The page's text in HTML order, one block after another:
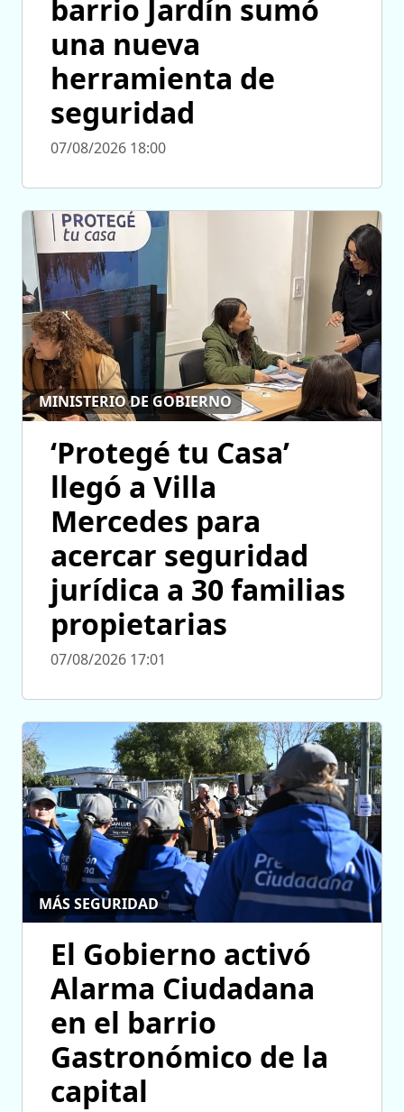
barrio Jardín sumó
una nueva
herramienta de
seguridad
07/08/2026 18:00
MINISTERIO DE GOBIERNO
‘Protegé tu Casa’
llegó a Villa
Mercedes para
acercar seguridad
jurídica a 30 familias
propietarias
07/08/2026 17:01
MÁS SEGURIDAD
El Gobierno activó
Alarma Ciudadana
en el barrio
Gastronómico de la
capital